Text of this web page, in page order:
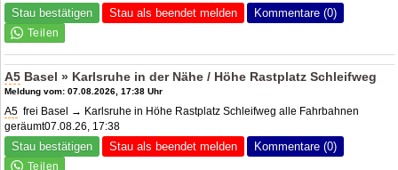
Stau bestätigen Stau als beendet melden Kommentare (0)
A5 Basel » Karlsruhe in der Nähe / Höhe Rastplatz Schleifweg
Meldung vom: 07.08.2026, 17:38 Uhr
A5 frei Basel → Karlsruhe in Höhe Rastplatz Schleifweg alle Fahrbahnen
geräumt07.08.26, 17:38
Stau bestätigen Stau als beendet melden Kommentare (0)